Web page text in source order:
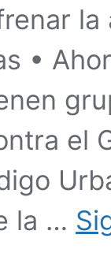
•
el
la …